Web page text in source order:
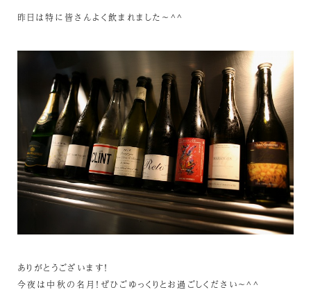
昨日は特に皆さんよく飲まれました～^^
ありがとうございます！
今夜は中秋の名月！ぜひごゆっくりとお過ごしください～^^